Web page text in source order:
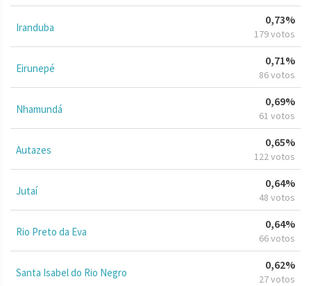
Iranduba
0,73%
179 votos
Eirunepé
0,71%
86 votos
Nhamundá
0,69%
61 votos
Autazes
0,65%
122 votos
Jutaí
0,64%
48 votos
Rio Preto da Eva
0,64%
66 votos
Santa Isabel do Rio Negro
0,62%
27 votos